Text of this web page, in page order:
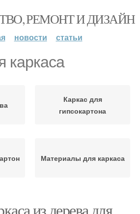
РЕМОНТ И ДИЗАЙН
новости статьи
каркаса
Каркас для
гипсокартона
Материалы для каркаса